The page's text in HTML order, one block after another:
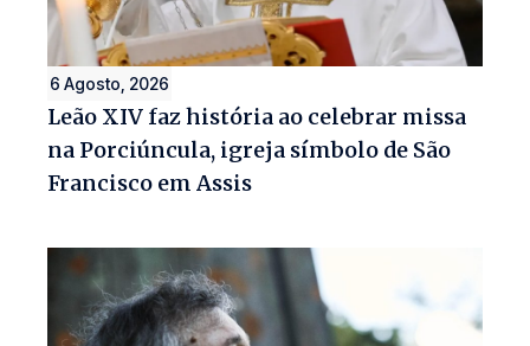
6 Agosto, 2026
Leão XIV faz história ao celebrar missa
na Porciúncula, igreja símbolo de São
Francisco em Assis